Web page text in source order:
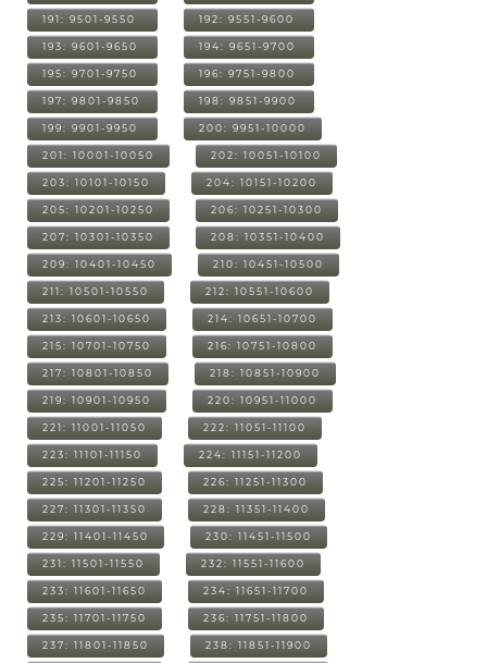
191: 9501-9550 192: 9551-9600
193: 9601-9650 194: 9651-9700
195: 9701-9750 196: 9751-9800
197: 9801-9850 198: 9851-9900
199: 9901-9950 200: 9951-10000
201: 10001-10050 202: 10051-10100
203: 10101-10150 204: 10151-10200
205: 10201-10250 206: 10251-10300
207: 10301-10350 208: 10351-10400
209: 10401-10450 210: 10451-10500
211: 10501-10550 212: 10551-10600
213: 10601-10650 214: 10651-10700
215: 10701-10750 216: 10751-10800
217: 10801-10850 218: 10851-10900
219: 10901-10950 220: 10951-11000
221: 11001-11050 222: 11051-11100
223: 11101-11150 224: 11151-11200
225: 11201-11250 226: 11251-11300
227: 11301-11350 228: 11351-11400
229: 11401-11450 230: 11451-11500
231: 11501-11550 232: 11551-11600
233: 11601-11650 234: 11651-11700
235: 11701-11750 236: 11751-11800
237: 11801-11850 238: 11851-11900